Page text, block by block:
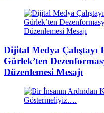
Dijital Medya Çalıştayı
Gürlek’ten
Düzenlemesi Mesajı